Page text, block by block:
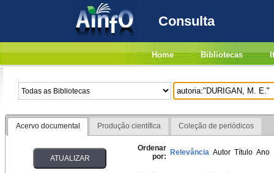
Consulta
Home Bibliotecas
Acervo documental Produção científica Coleção de periódicos
Ordenar
por: Relevância Autor Título Ano